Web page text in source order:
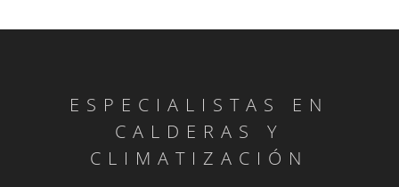
acondicionado
Rejillas aire acondicionado
ESPECIALISTAS EN
CALDERAS Y
CLIMATIZACIÓN